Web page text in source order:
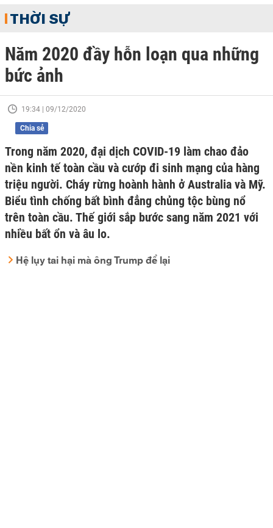
THỜI SỰ
Năm 2020 đầy hỗn loạn qua những
bức ảnh
19:34 | 09/12/2020
Chia sẻ
Trong năm 2020, đại dịch COVID-19 làm chao đảo
nền kinh tế toàn cầu và cướp đi sinh mạng của hàng
triệu người. Cháy rừng hoành hành ở Australia và Mỹ.
Biểu tình chống bất bình đẳng chủng tộc bùng nổ
trên toàn cầu. Thế giới sắp bước sang năm 2021 với
nhiều bất ổn và âu lo.
Hệ lụy tai hại mà ông Trump để lại